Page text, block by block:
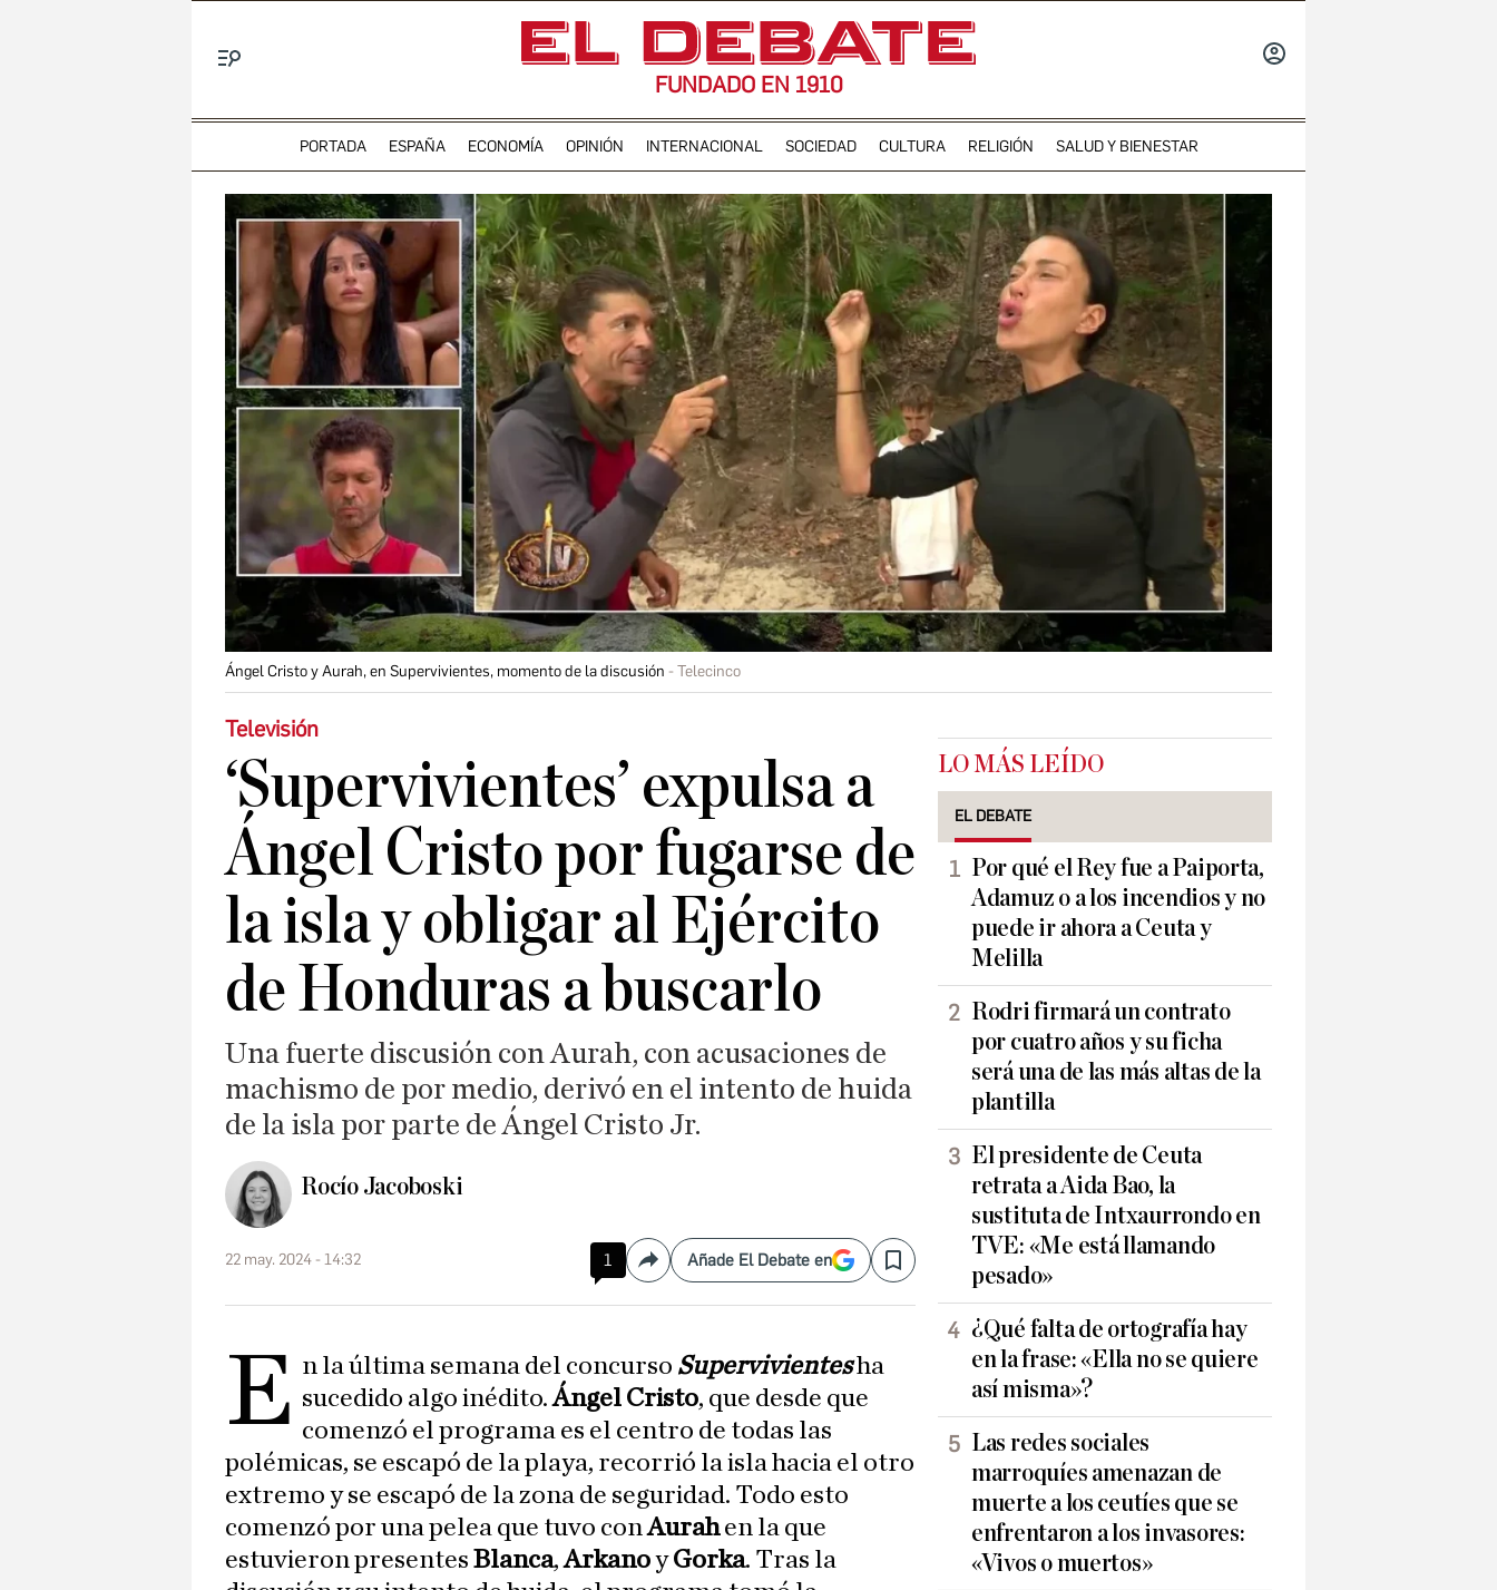
FUNDADO EN 1910
PORTADA ESPAÑA ECONOMÍA OPINIÓN INTERNACIONAL SOCIEDAD CULTURA RELIGIÓN SALUD Y BIENESTAR
Ángel Cristo y Aurah, en Supervivientes, momento de la discusión Telecinco
Televisión
‘Supervivientes’ expulsa a
Ángel Cristo por fugarse de
la isla y obligar al Ejército
de Honduras a buscarlo
Una fuerte discusión con Aurah, con acusaciones de
machismo de por medio, derivó en el intento de huida
de la isla por parte de Ángel Cristo Jr.
Rocío Jacoboski
22 may. 2024 - 14:32 1 CompartirAñade El Debate en Save
E n la última semana del concurso Supervivientesha
sucedido algo inédito.Ángel Cristo, que desde que
comenzó el programa es el centro de todas las
polémicas, se escapó de la playa, recorrió la isla hacia el otro
extremo y se escapó de la zona de seguridad. Todo esto
comenzó por una pelea que tuvo conAurahen la que
estuvieron presentes Blanca,ArkanoyGorka. Tras la
LO MÁS LEÍDO
EL DEBATE
Por qué el Rey fue a Paiporta,
Adamuz o a los incendios y no
puede ir ahora a Ceuta y
Melilla
Rodri firmará un contrato
por cuatro años y su ficha
será una de las más altas de la
plantilla
El presidente de Ceuta
retrata a Aida Bao, la
sustituta de Intxaurrondo en
TVE: «Me está llamando
pesado»
¿Qué falta de ortografía hay
en la frase: «Ella no se quiere
así misma»?
Las redes sociales
marroquíes amenazan de
muerte a los ceutíes que se
enfrentaron a los invasores:
«Vivos o muertos»